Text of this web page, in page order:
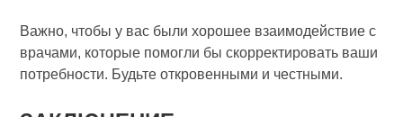
Важно, чтобы у вас были хорошее взаимодействие с
врачами, которые помогли бы скорректировать ваши
потребности. Будьте откровенными и честными.